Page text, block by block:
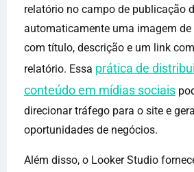
relatório no campo de publicação
automaticamente uma imagem de
com título, descrição e um link
relatório. Essa prática de
conteúdo em mídias sociais
direcionar tráfego para o site e
oportunidades de negócios.
Além disso, o Looker Studio